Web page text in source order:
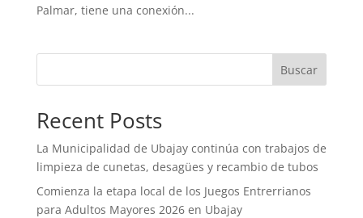
Palmar, tiene una conexión...
Buscar
Recent Posts
La Municipalidad de Ubajay continúa con trabajos de
limpieza de cunetas, desagües y recambio de tubos
Comienza la etapa local de los Juegos Entrerrianos
para Adultos Mayores 2026 en Ubajay